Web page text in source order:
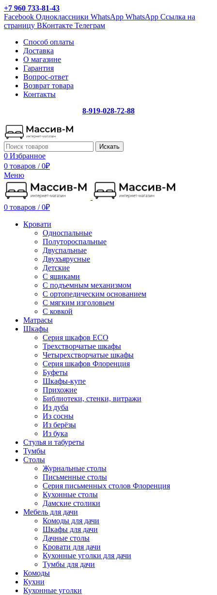
+7 960 733-81-43
Facebook Одноклассники WhatsApp WhatsApp Ссылка на
страницу ВКонтакте Телеграм
Способ оплаты
Доставка
О магазине
Гарантия
Вопрос-ответ
Возврат товара
Контакты
8-919-028-72-88
Искать
0 Избранное
0 товаров / 0₽
Меню
0 товаров / 0₽
Кровати
Односпальные
Полутороспальные
Двуспальные
Двухъярусные
Детские
С ящиками
С подъемным механизмом
С ортопедическим основанием
С мягким изголовьем
С ковкой
Матрасы
Шкафы
Серия шкафов ECO
Трехстворчатые шкафы
Четырехстворчатые шкафы
Серия шкафов Флоренция
Буфеты
Шкафы-купе
Прихожие
Библиотеки, стенки, витражи
Из дуба
Из сосны
Из берёзы
Из бука
Стулья и табуреты
Тумбы
Столы
Журнальные столы
Письменные столы
Серия письменных столов Флоренция
Кухонные столы
Дамские столики
Мебель для дачи
Комоды для дачи
Шкафы для дачи
Дачные столы
Кровати для дачи
Кухонные уголки для дачи
Тумбы для дачи
Комоды
Кухни
Кухонные уголки